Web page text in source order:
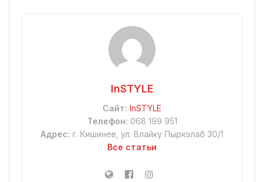
“Мисс Молдова” WORLD-USA
InSTYLE
Сайт: InSTYLE
Телефон: 068 199 951
Адрес: г. Кишинев, ул. Влайку Пыркэлаб 30/1
Все статьи